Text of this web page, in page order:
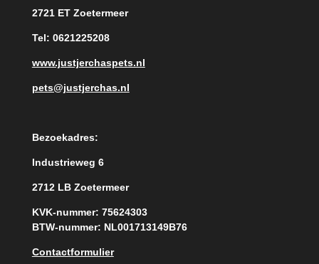
2721 ET Zoetermeer
Tel: 0621225208
www.justjerchaspets.nl
pets@justjerchas.nl
Bezoekadres:
Industrieweg 6
2712 LB Zoetermeer
KVK-nummer: 75624303
BTW-nummer: NL001713149B76
Contactformulier